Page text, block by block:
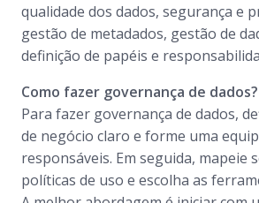
qualidade dos dados, segurança e
gestão de metadados, gestão de
definição de papéis e
Como fazer governança de dados?
Para fazer governança de dados,
de negócio claro e forme uma
responsáveis. Em seguida, mapeie
políticas de uso e escolha as